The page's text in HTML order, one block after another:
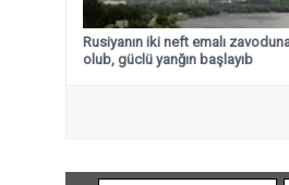
Rusiyanın iki neft emalı
olub, güclü yanğın başlayıb